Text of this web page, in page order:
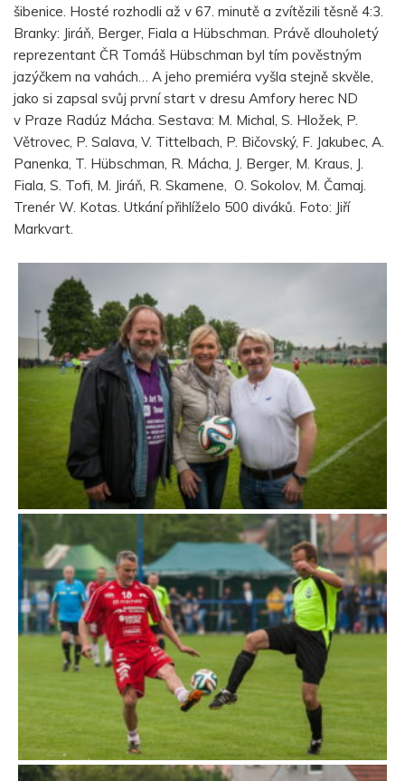
šibenice. Hosté rozhodli až v 67. minutě a zvítězili těsně 4:3.
Branky: Jiráň, Berger, Fiala a Hübschman. Právě dlouholetý
reprezentant ČR Tomáš Hübschman byl tím pověstným
jazýčkem na vahách… A jeho premiéra vyšla stejně skvěle,
jako si zapsal svůj první start v dresu Amfory herec ND
v Praze Radúz Mácha. Sestava: M. Michal, S. Hložek, P.
Větrovec, P. Salava, V. Tittelbach, P. Bičovský, F. Jakubec, A.
Panenka, T. Hübschman, R. Mácha, J. Berger, M. Kraus, J.
Fiala, S. Tofi, M. Jiráň, R. Skamene, O. Sokolov, M. Čamaj.
Trenér W. Kotas. Utkání přihlíželo 500 diváků. Foto: Jiří
Markvart.